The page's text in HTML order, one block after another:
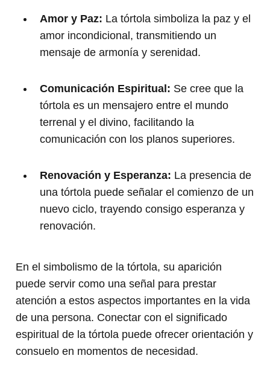
Amor y Paz: La tórtola simboliza la paz y el
amor incondicional, transmitiendo un
mensaje de armonía y serenidad.
Comunicación Espiritual: Se cree que la
tórtola es un mensajero entre el mundo
terrenal y el divino, facilitando la
comunicación con los planos superiores.
Renovación y Esperanza: La presencia de
una tórtola puede señalar el comienzo de un
nuevo ciclo, trayendo consigo esperanza y
renovación.
En el simbolismo de la tórtola, su aparición
puede servir como una señal para prestar
atención a estos aspectos importantes en la vida
de una persona. Conectar con el significado
espiritual de la tórtola puede ofrecer orientación y
consuelo en momentos de necesidad.